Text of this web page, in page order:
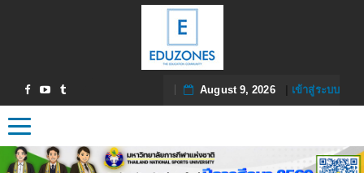
August 9, 2026| เข้าสู่ระบบ
Toggle navigation